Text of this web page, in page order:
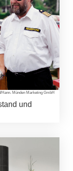
Hann. Münden Marketing GmbH
und